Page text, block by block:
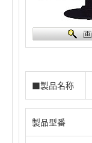
■製品名称
製品型番